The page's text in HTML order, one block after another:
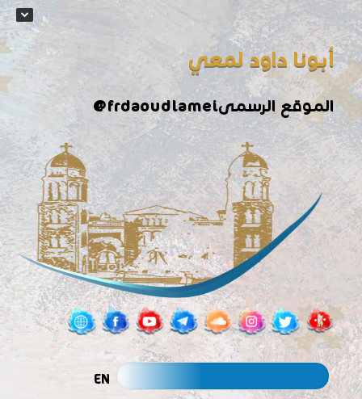
EN
أبونا داود لمعي
الموقع الرسمى@frdaoudlamei